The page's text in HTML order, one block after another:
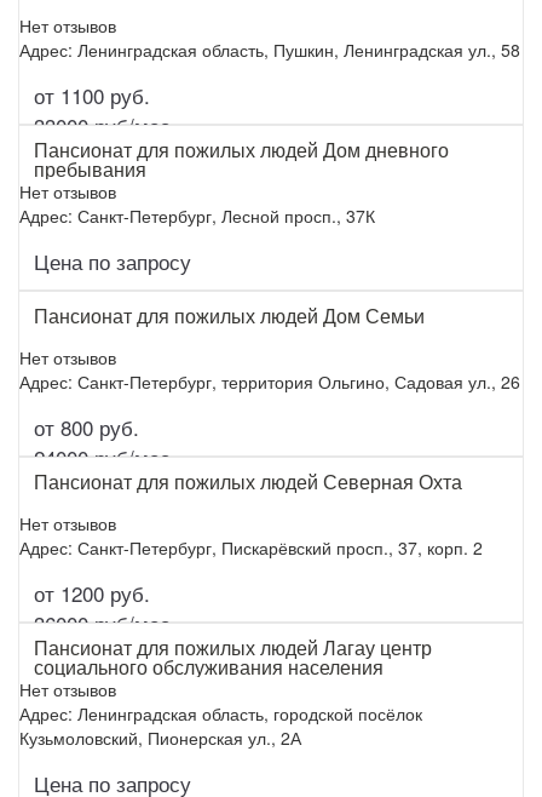
Нет отзывов
Адрес: Ленинградская область, Пушкин, Ленинградская ул., 58
от 1100 руб.
33000 руб/мес.
Пансионат для пожилых людей Дом дневного
пребывания
Нет отзывов
Адрес: Санкт-Петербург, Лесной просп., 37К
Цена по запросу
Пансионат для пожилых людей Дом Семьи
Нет отзывов
Адрес: Санкт-Петербург, территория Ольгино, Садовая ул., 26
от 800 руб.
24000 руб/мес.
Пансионат для пожилых людей Северная Охта
Нет отзывов
Адрес: Санкт-Петербург, Пискарёвский просп., 37, корп. 2
от 1200 руб.
36000 руб/мес.
Пансионат для пожилых людей Лагау центр
социального обслуживания населения
Нет отзывов
Адрес: Ленинградская область, городской посёлок
Кузьмоловский, Пионерская ул., 2А
Цена по запросу